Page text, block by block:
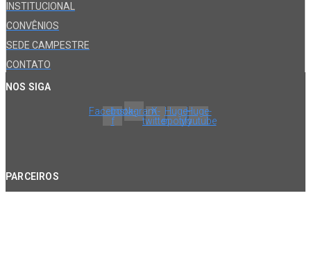
INSTITUCIONAL
CONVÊNIOS
SEDE CAMPESTRE
CONTATO
NOS SIGA
Facebook-
f
InstagramX-
twitter
Huge-
spotify
Huge-
youtube
PARCEIROS